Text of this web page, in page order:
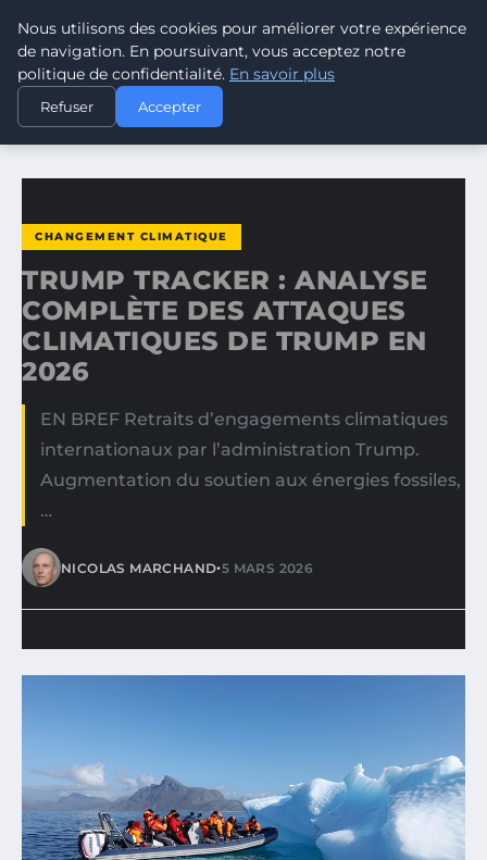
CLIMATE RESPONSE BLOG
ACCUEIL
CHANGEMENT CLIMATIQUE
TRUMP TRACKER : ANALYSE COMPLÈTE DES ATTAQUES…
CHANGEMENT CLIMATIQUE
TRUMP TRACKER : ANALYSE
COMPLÈTE DES ATTAQUES
CLIMATIQUES DE TRUMP EN
2026
EN BREF Retraits d’engagements climatiques
internationaux par l’administration Trump.
Augmentation du soutien aux énergies fossiles,
…
NICOLAS MARCHAND•5 MARS 2026
Nous utilisons des cookies pour améliorer votre expérience
de navigation. En poursuivant, vous acceptez notre
politique de confidentialité. En savoir plus
Refuser Accepter